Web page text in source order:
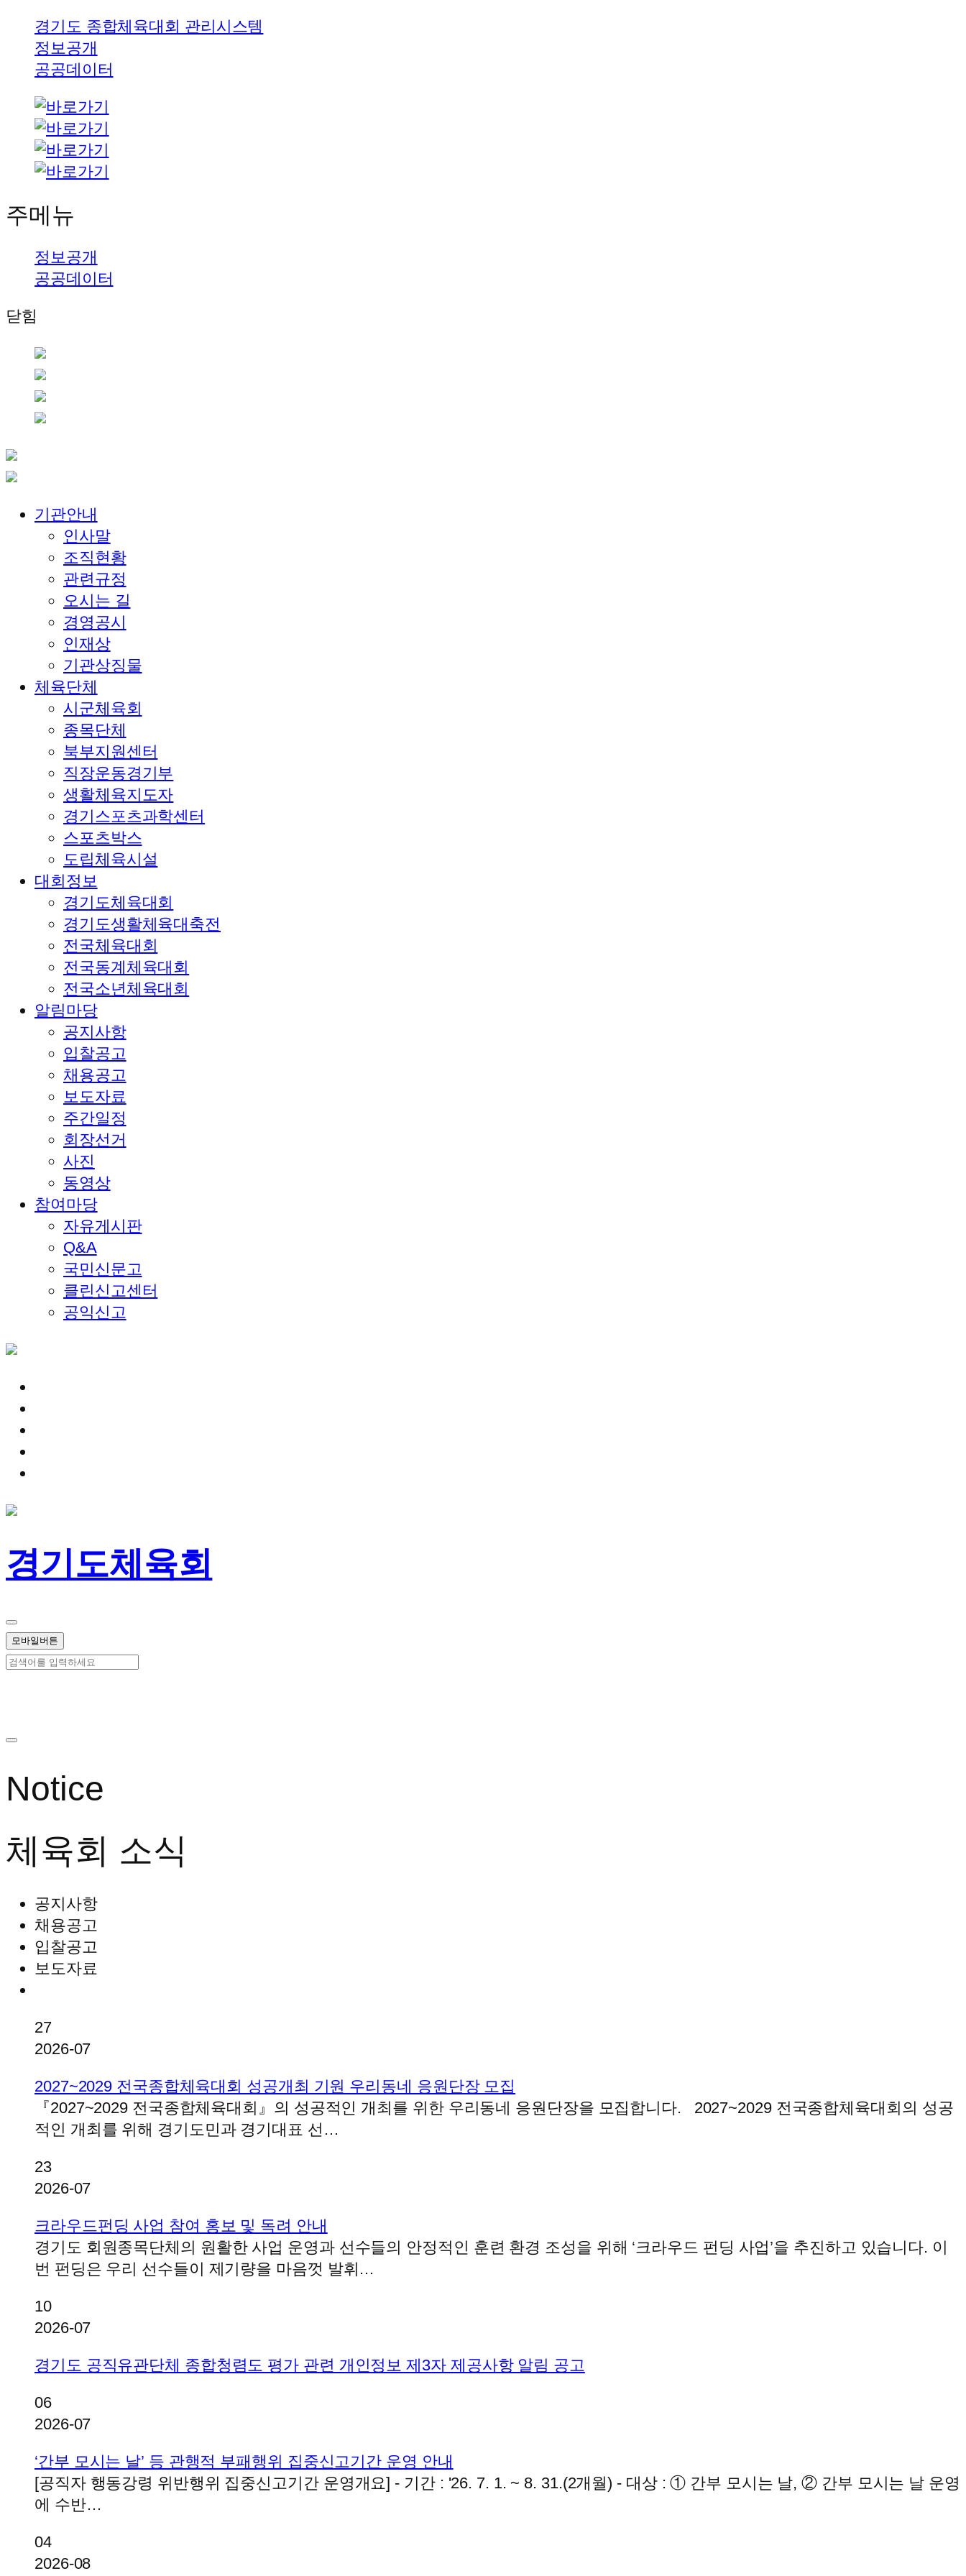
경기도 종합체육대회 관리시스템
정보공개
공공데이터
주메뉴
정보공개
공공데이터
닫힘
기관안내
인사말
조직현황
관련규정
오시는 길
경영공시
인재상
기관상징물
체육단체
시군체육회
종목단체
북부지원센터
직장운동경기부
생활체육지도자
경기스포츠과학센터
스포츠박스
도립체육시설
대회정보
경기도체육대회
경기도생활체육대축전
전국체육대회
전국동계체육대회
전국소년체육대회
알림마당
공지사항
입찰공고
채용공고
보도자료
주간일정
회장선거
사진
동영상
참여마당
자유게시판
Q&A
국민신문고
클린신고센터
공익신고
경기도체육회
모바일버튼
Notice
체육회 소식
공지사항
채용공고
입찰공고
보도자료
27
2026-07
2027~2029 전국종합체육대회 성공개최 기원 우리동네 응원단장 모집
『2027~2029 전국종합체육대회』의 성공적인 개최를 위한 우리동네 응원단장을 모집합니다. 2027~2029 전국종합체육대회의 성공
적인 개최를 위해 경기도민과 경기대표 선…
23
2026-07
크라우드펀딩 사업 참여 홍보 및 독려 안내
경기도 회원종목단체의 원활한 사업 운영과 선수들의 안정적인 훈련 환경 조성을 위해 ‘크라우드 펀딩 사업’을 추진하고 있습니다. 이
번 펀딩은 우리 선수들이 제기량을 마음껏 발휘…
10
2026-07
경기도 공직유관단체 종합청렴도 평가 관련 개인정보 제3자 제공사항 알림 공고
06
2026-07
‘간부 모시는 날’ 등 관행적 부패행위 집중신고기간 운영 안내
[공직자 행동강령 위반행위 집중신고기간 운영개요] - 기간 : '26. 7. 1. ~ 8. 31.(2개월) - 대상 : ① 간부 모시는 날, ② 간부 모시는 날 운영
에 수반…
04
2026-08